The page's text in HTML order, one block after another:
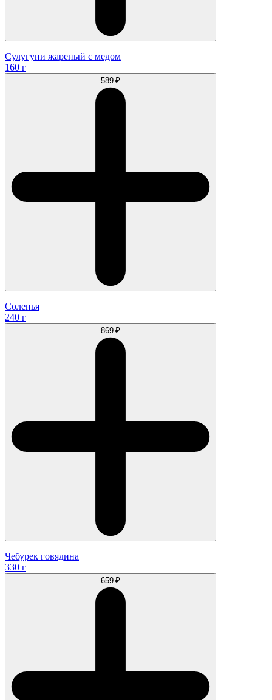
Сулугуни жареный с медом
160 г
589 ₽
Соленья
240 г
869 ₽
Чебурек говядина
330 г
659 ₽